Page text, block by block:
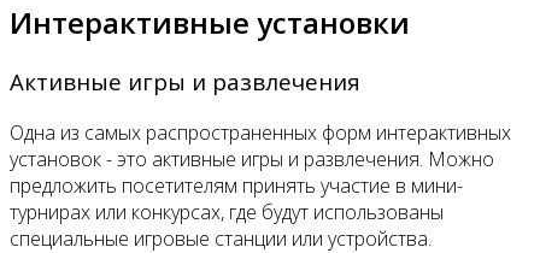
Интерактивные установки
Активные игры и развлечения
Одна из самых распространенных форм интерактивных
установок - это активные игры и развлечения. Можно
предложить посетителям принять участие в мини-
турнирах или конкурсах, где будут использованы
специальные игровые станции или устройства.